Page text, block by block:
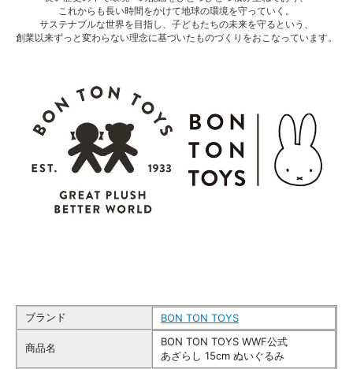
これからも長い時間をかけて地球の環境を守っていく。
サステナブルな世界を目指し、子どもたちの未来を守るという、
創業以来ずっと変わらない理念に基づいたものづくりをおこなっています。
ブランド BON TON TOYS
商品名
BON TON TOYS WWF公式
あざらし 15cm ぬいぐるみ